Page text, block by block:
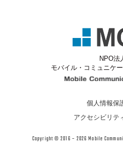
NPO法
モバイル・コミュニケ
個人情報保
アクセシビリテ
Copyright © 2016 – 2026 Mobile